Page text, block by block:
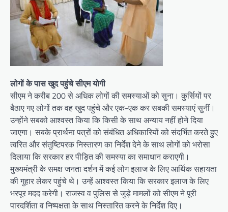
लोगों के पास खुद पहुंचे सीएम योगी
सीएम ने करीब 200 से अधिक लोगों की समस्याओं को सुना। कुर्सियों पर
बैठाए गए लोगों तक वह खुद पहुंचे और एक-एक कर सबकी समस्याएं सुनीं।
उन्होंने सबको आश्वस्त किया कि किसी के साथ अन्याय नहीं होने दिया
जाएगा। सबके प्रार्थना पत्रों को संबंधित अधिकारियों को संदर्भित करते हुए
त्वरित और संतुष्टिपरक निस्तारण का निर्देश देने के साथ लोगों को भरोसा
दिलाया कि सरकार हर पीड़ित की समस्या का समाधान कराएगी।
मुख्यमंत्री के समक्ष जनता दर्शन में कई लोग इलाज के लिए आर्थिक सहायता
की गुहार लेकर पहुंचे थे। उन्हें आश्वस्त किया कि सरकार इलाज के लिए
भरपूर मदद करेगी। राजस्व व पुलिस से जुड़े मामलों को सीएम ने पूरी
पारदर्शिता व निष्पक्षता के साथ निस्तारित करने के निर्देश दिए।